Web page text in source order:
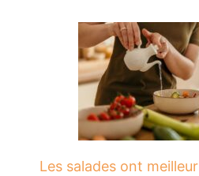
Les salades ont